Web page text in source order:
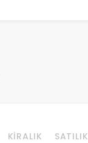
KIRALIK SATILIK